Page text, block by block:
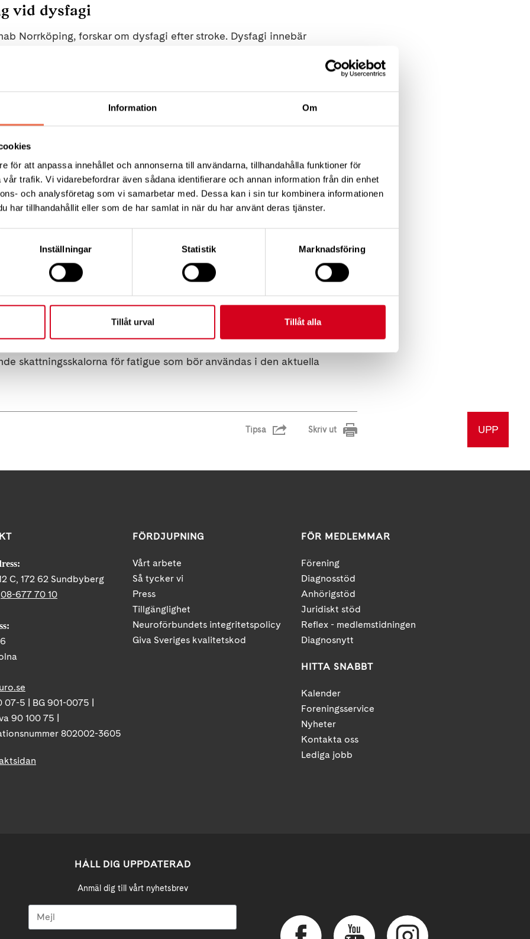
Information Om
för att anpassa innehållet och annonserna till användarna, tillhandahålla funktioner för
trafik. Vi vidarebefordrar även sådana identifierare och annan information från din enhet
och analysföretag som vi samarbetar med. Dessa kan i sin tur kombinera informationen
har tillhandahållit eller som de har samlat in när du har använt deras tjänster.
Inställningar Statistik Marknadsföring
Tillåt urval Tillåt alla
vid dysfagi
Norrköping, forskar om dysfagi efter stroke. Dysfagi innebär
undernäring, nedsatt livskvalité och dödsfall. Trots hög prioritet
om träning med en särskild munskärm kan förbättra dysfagi hos
Universitetssjukhus, forskar om trötthet, så kallad fatigue efter stroke.
återhämtat sig relativt väl efter en stroke kan uppleva långvariga
som negativt påverkar vardagsliv och återgång i arbete. Trots att
och begränsande symptom efter stroke så är kunskapen bristfällig
personer med lindrig till måttlig stroke upplever denna problematik och
vardag och arbetskapacitet. Sådan kunskap är viktig för att kunna
som underlättar för personer som drabbats av stroke
kvar i arbete. Det är också viktigt att fatigue bedöms med metoder
förekomsten av självrapporterad fatigue bland personer med lindrig
skattningsskalorna för fatigue som bör användas i den aktuella
Tipsa Skriv ut UPP
C, 172 62 Sundbyberg
08-677 70 10
07-5 | BG 901-0075 |
90 100 75 |
802002-3605
FÖRDJUPNING
Vårt arbete
Så tycker vi
Press
Tillgänglighet
Neuroförbundets integritetspolicy
Giva Sveriges kvalitetskod
FÖR MEDLEMMAR
Förening
Diagnosstöd
Anhörigstöd
Juridiskt stöd
Reflex - medlemstidningen
Diagnosnytt
HITTA SNABBT
Kalender
Foreningsservice
Nyheter
Kontakta oss
Lediga jobb
HÅLL DIG UPPDATERAD
Anmäl dig till vårt nyhetsbrev